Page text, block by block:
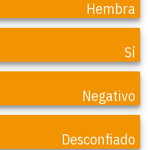
Hembra
Sí
Negativo
Desconfiado